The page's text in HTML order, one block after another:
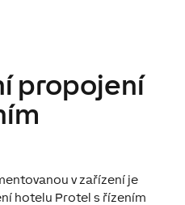
propojení
v zařízení je
hotelu Protel s řízením